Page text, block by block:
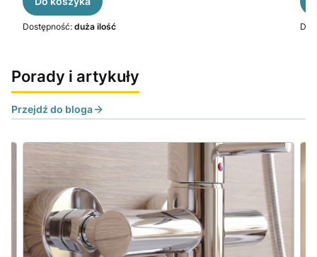
Dostępność: duża ilość
Porady i artykuły
Przejdź do bloga